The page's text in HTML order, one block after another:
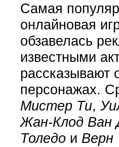
Самая
онлайновая
обзавелась
известными
рассказывают
персонажах.
Мистер Ти,
Жан-Клод Ван
Толедои Верн